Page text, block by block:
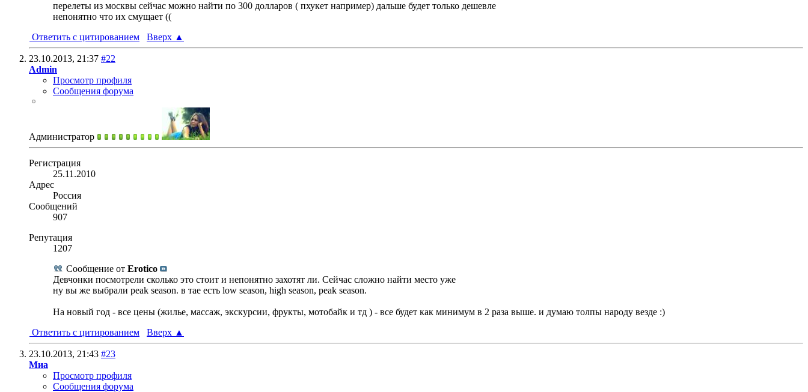
перелеты из москвы сейчас можно найти по 300 долларов ( пхукет например) дальше будет только дешевле
непонятно что их смущает ((
Ответить с цитированием
Вверх ▲
23.10.2013, 21:37 #22
Admin
Просмотр профиля
Сообщения форума
Администратор
Регистрация
25.11.2010
Адрес
Россия
Сообщений
907
Репутация
1207
Сообщение от Erotico
Девчонки посмотрели сколько это стоит и непонятно захотят ли. Сейчас сложно найти место уже
ну вы же выбрали peak season. в тае есть low season, high season, peak season.
На новый год - все цены (жилье, массаж, экскурсии, фрукты, мотобайк и тд ) - все будет как минимум в 2 раза выше. и думаю толпы народу везде :)
Ответить с цитированием
Вверх ▲
23.10.2013, 21:43 #23
Миа
Просмотр профиля
Сообщения форума